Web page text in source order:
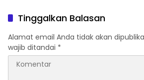
Tinggalkan Balasan
Alamat email Anda tidak akan
wajib ditandai *